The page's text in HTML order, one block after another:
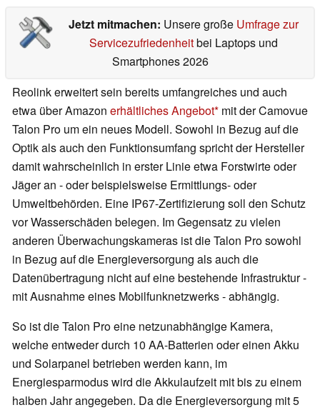
Jetzt mitmachen: Unsere große Umfrage zur
Servicezufriedenheitbei Laptops und
Smartphones 2026
Reolink erweitert sein bereits umfangreiches und auch
etwa über Amazon erhältliches Angebot mit der Camovue
Talon Pro um ein neues Modell. Sowohl in Bezug auf die
Optik als auch den Funktionsumfang spricht der Hersteller
damit wahrscheinlich in erster Linie etwa Forstwirte oder
Jäger an - oder beispielsweise Ermittlungs- oder
Umweltbehörden. Eine IP67-Zertifizierung soll den Schutz
vor Wasserschäden belegen. Im Gegensatz zu vielen
anderen Überwachungskameras ist die Talon Pro sowohl
in Bezug auf die Energieversorgung als auch die
Datenübertragung nicht auf eine bestehende Infrastruktur -
mit Ausnahme eines Mobilfunknetzwerks - abhängig.
So ist die Talon Pro eine netzunabhängige Kamera,
welche entweder durch 10 AA-Batterien oder einen Akku
und Solarpanel betrieben werden kann, im
Energiesparmodus wird die Akkulaufzeit mit bis zu einem
halben Jahr angegeben. Da die Energieversorgung mit 5